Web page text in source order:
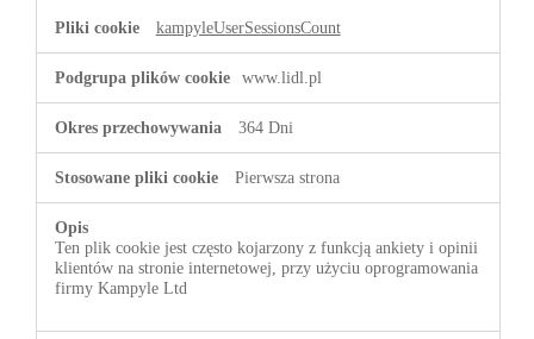
kampyleUserSessionsCount
www.lidl.pl
364 Dni
Pierwsza strona
Ten plik cookie jest często kojarzony z funkcją ankiety i opinii
klientów na stronie internetowej, przy użyciu oprogramowania
firmy Kampyle Ltd